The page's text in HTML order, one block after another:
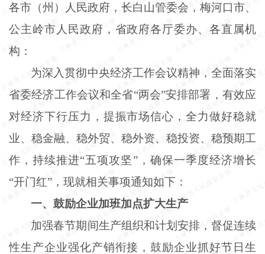
各市（州）人民政府，长白山管委会，梅河口市、
公主岭市人民政府，省政府各厅委办、各直属机
构：
为深入贯彻中央经济工作会议精神，全面落实
省委经济工作会议和全省“两会”安排部署，有效应
对经济下行压力，提振市场信心，全力做好稳就
业、稳金融、稳外贸、稳外资、稳投资、稳预期工
作，持续推进“五项攻坚”，确保一季度经济增长
“开门红”，现就相关事项通知如下：
一、鼓励企业加班加点扩大生产
加强春节期间生产组织和计划安排，督促连续
性生产企业强化产销衔接，鼓励企业抓好节日生